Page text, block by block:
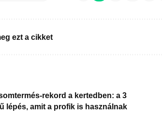
ezt a cikket
rekord a kertedben: a 3
lépés, amit a profik is használnak